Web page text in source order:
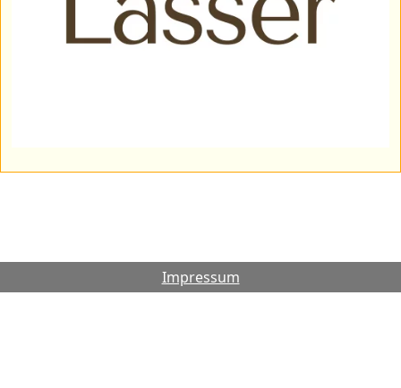
Impressum